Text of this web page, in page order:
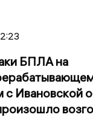
БПЛА на
с Ивановской